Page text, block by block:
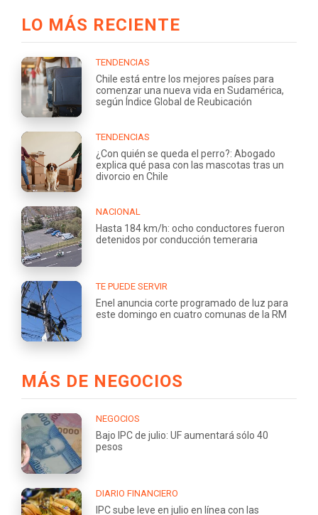
LO MÁS RECIENTE
TENDENCIAS
Chile está entre los mejores países para
comenzar una nueva vida en Sudamérica,
según Índice Global de Reubicación
TENDENCIAS
¿Con quién se queda el perro?: Abogado
explica qué pasa con las mascotas tras un
divorcio en Chile
NACIONAL
Hasta 184 km/h: ocho conductores fueron
detenidos por conducción temeraria
TE PUEDE SERVIR
Enel anuncia corte programado de luz para
este domingo en cuatro comunas de la RM
MÁS DE NEGOCIOS
NEGOCIOS
Bajo IPC de julio: UF aumentará sólo 40
pesos
DIARIO FINANCIERO
IPC sube leve en julio en línea con las